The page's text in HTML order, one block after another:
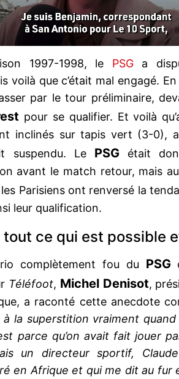
1997-1998, le PSGa
voilà que c’était mal engagé.
par le tour préliminaire,
pour se qualifier. Et voilà
inclinés sur tapis vert (3-0),
suspendu. Le PSG était
avant le match retour, mais
Parisiens ont renversé la
leur qualification.
tout ce qui est possible
complètement fou du PSG
Téléfoot, Michel Denisot,
a raconté cette anecdote
à la superstition vraiment
parce qu’on avait fait jouer
un directeur sportif,
en Afrique et qui me dit au fur